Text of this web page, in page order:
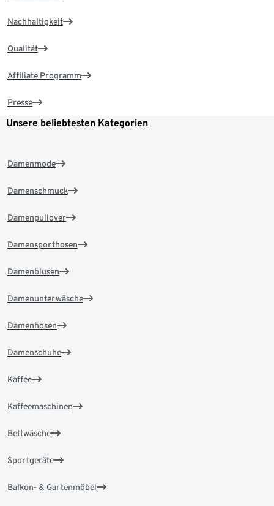
Nachhaltigkeit
Qualität
Affiliate Programm
Presse
Unsere beliebtesten Kategorien
Damenmode
Damenschmuck
Damenpullover
Damensporthosen
Damenblusen
Damenunterwäsche
Damenhosen
Damenschuhe
Kaffee
Kaffeemaschinen
Bettwäsche
Sportgeräte
Balkon- & Gartenmöbel